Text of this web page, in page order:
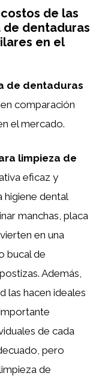
de las
de dentaduras
en el
de dentaduras
en comparación
el mercado.
limpieza de
eficaz y
higiene dental
manchas, placa
en una
bucal de
Además,
las hacen ideales
de cada
pero
de